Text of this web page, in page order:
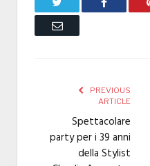
Email
PREVIOUS
ARTICLE
Spettacolare
party per i 39 anni
della Stylist